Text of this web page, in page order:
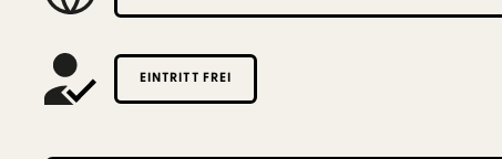
EINTRITT FREI